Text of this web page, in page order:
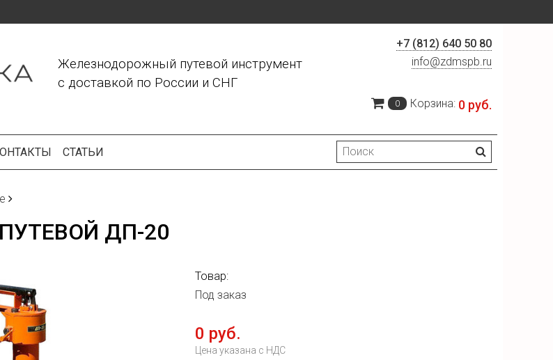
Железнодорожный путевой инструмент
с доставкой по России и СНГ
+7 (812) 640 50 80
info@zdmspb.ru
0 Корзина: 0 руб.
СТАТЬИ
ДП-20
Товар:
Под заказ
0 руб.
Цена указана с НДС